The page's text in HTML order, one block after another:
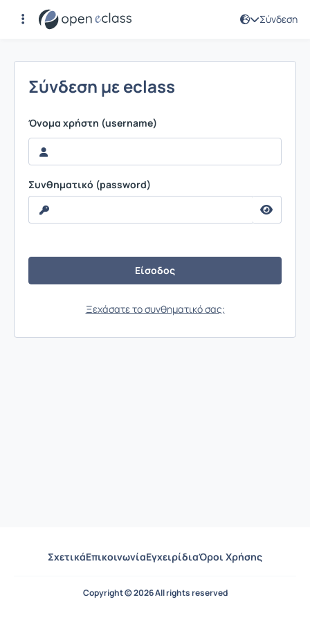
Σύνδεση
Σύνδεση
Σύνδεση με eclass
Όνομα χρήστη (username)
Συνθηματικό (password)
Ξεχάσατε το συνθηματικό σας;
ΣχετικάΕπικοινωνίαΕγχειρίδιαΌροι Χρήσης
Copyright © 2026 All rights reserved